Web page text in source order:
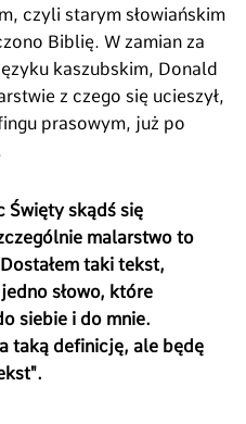
czyli starym słowiańskim
Biblię. W zamian za
kaszubskim, Donald
z czego się ucieszył,
prasowym, już po
Święty skądś się
malarstwo to
taki tekst,
słowo, które
siebie i do mnie.
taką definicję, ale będę